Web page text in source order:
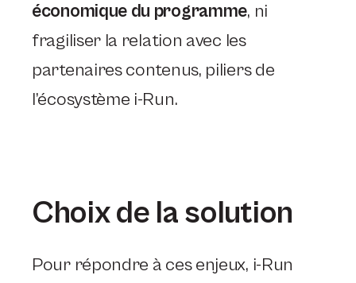
économique du programme, ni
fragiliser la relation avec les
partenaires contenus, piliers de
l’écosystème i-Run.
Choix de la solution
Pour répondre à ces enjeux, i-Run